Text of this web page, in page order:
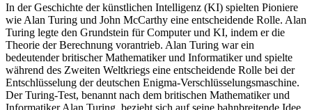
In der Geschichte derkünstlichen Intelligenz (KI) spielten Pioniere
wie Alan Turing und John McCarthy eine entscheidende Rolle. Alan
Turing legte den Grundstein für Computer und KI, indem erdie
Theorie der Berechnung vorantrieb. Alan Turing warein
bedeutender britischerMathematiker und Informatiker und spielte
während des Zweiten Weltkriegs eine entscheidende Rolle bei der
Entschlüsselung derdeutschen Enigma-Verschlüsselungsmaschine.
Der Turing-Test, benannt nach dem britischen Mathematiker und
Informatiker Alan Turing, bezieht sich aufseine bahnbreitende Idee